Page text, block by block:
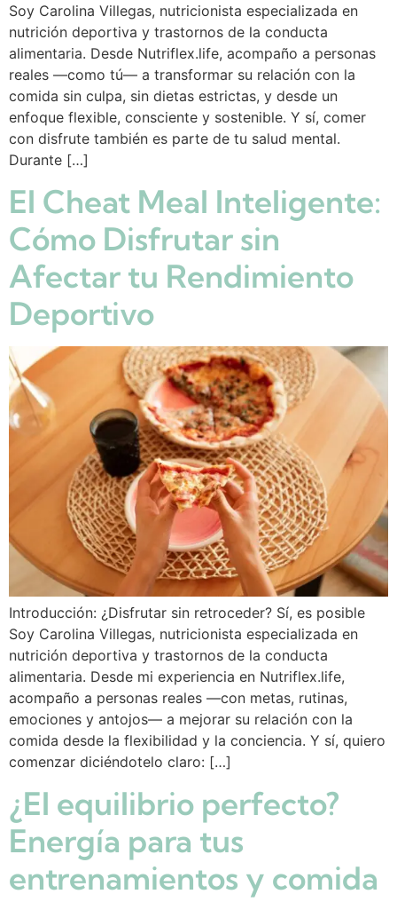
Soy Carolina Villegas, nutricionista especializada en
nutrición deportiva y trastornos de la conducta
alimentaria. Desde Nutriflex.life, acompaño a personas
reales —como tú— a transformar su relación con la
comida sin culpa, sin dietas estrictas, y desde un
enfoque flexible, consciente y sostenible. Y sí, comer
con disfrute también es parte de tu salud mental.
Durante […]
El Cheat Meal Inteligente:
Cómo Disfrutar sin
Afectar tu Rendimiento
Deportivo
Introducción: ¿Disfrutar sin retroceder? Sí, es posible
Soy Carolina Villegas, nutricionista especializada en
nutrición deportiva y trastornos de la conducta
alimentaria. Desde mi experiencia en Nutriflex.life,
acompaño a personas reales —con metas, rutinas,
emociones y antojos— a mejorar su relación con la
comida desde la flexibilidad y la conciencia. Y sí, quiero
comenzar diciéndotelo claro: […]
¿El equilibrio perfecto?
Energía para tus
entrenamientos y comida